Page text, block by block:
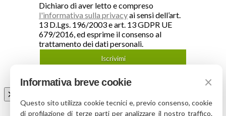
Dichiaro di aver letto e compreso
l'informativa sulla privacyai sensi dell’art.
13 D.Lgs. 196/2003 e art. 13 GDPR UE
679/2016, ed esprime il consenso al
trattamento dei dati personali.
Iscrivimi
Informativa breve cookie ×
Questo sito utilizza cookie tecnici e, previo consenso, cookie
di profilazione di terze parti per analizzare il nostro traffico.